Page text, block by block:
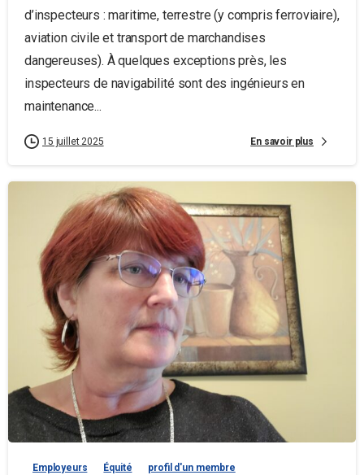
d’inspecteurs : maritime, terrestre (y compris ferroviaire),
aviation civile et transport de marchandises
dangereuses). À quelques exceptions près, les
inspecteurs de navigabilité sont des ingénieurs en
maintenance...
15 juillet 2025 En savoir plus
Employeurs Équité
profil d'un membre